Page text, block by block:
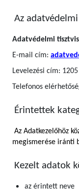
Az
Adatvédelmi
E-mail cím:
Levelezési cím:
Telefonos
Érintettek
Az Adatkezelőhöz
megismerése iránti
Kezelt adatok
az érintett neve